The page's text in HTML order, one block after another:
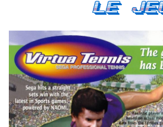
Le